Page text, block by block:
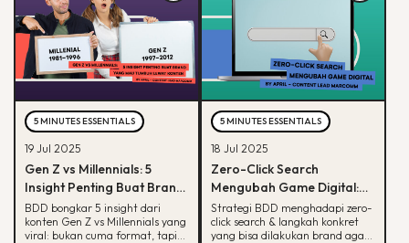
5 MINUTES ESSENTIALS
19 Jul 2025
Gen Z vs Millennials: 5
Insight Penting Buat Brand
yang Mau Tumbuh Lewat
Konten
BDD bongkar 5 insight dari
konten Gen Z vs Millennials yang
viral: bukan cuma format, tapi
5 MINUTES ESSENTIALS
18 Jul 2025
Zero-Click Search
Mengubah Game Digital:
Begini Strategi BDD & Apa
yang Bisa Dilakukan Brand
Strategi BDD menghadapi zero-
click search & langkah konkret
yang bisa dilakukan brand agar